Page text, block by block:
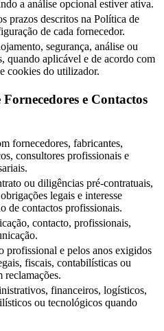
a análise opcional estiver ativa.
prazos descritos na Política de
de cada fornecedor.
segurança, análise ou
quando aplicável e de acordo com
cookies do utilizador.
e Contactos
fornecedores, fabricantes,
consultores profissionais e
ou diligências pré-contratuais,
legais e interesse
de contactos profissionais.
contacto, profissionais,
profissional e pelos anos exigidos
fiscais, contabilísticas ou
reclamações.
financeiros, logísticos,
ou tecnológicos quando